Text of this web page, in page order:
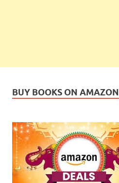
BUY BOOKS ON AMAZON